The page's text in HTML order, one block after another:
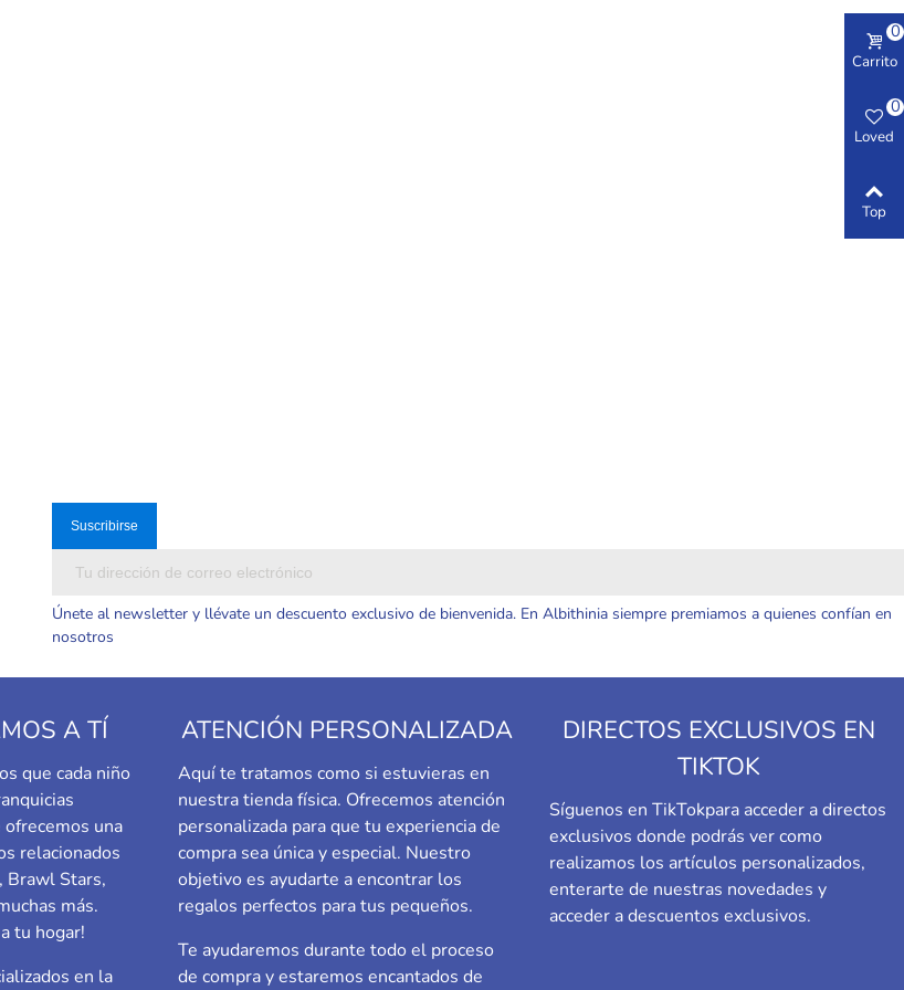
Únete al newsletter y llévate un descuento exclusivo de bienvenida. En Albithinia siempre premiamos a quienes confían en
nosotros
A TÍ
que cada niño
una
relacionados
Brawl Stars,
más.
tu hogar!
en la
ATENCIÓN PERSONALIZADA
Aquí te tratamos como si estuvieras en
nuestra tienda física. Ofrecemos atención
personalizada para que tu experiencia de
compra sea única y especial. Nuestro
objetivo es ayudarte a encontrar los
regalos perfectos para tus pequeños.
Te ayudaremos durante todo el proceso
de compra y estaremos encantados de
DIRECTOS EXCLUSIVOS EN
TIKTOK
Síguenos en TikTokpara acceder a directos
exclusivos donde podrás ver como
realizamos los artículos personalizados,
enterarte de nuestras novedades y
acceder a descuentos exclusivos.
Carrito
0
Loved
0
Top